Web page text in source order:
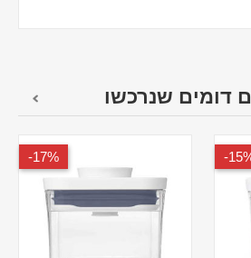
דומים שנרכשו
17%-